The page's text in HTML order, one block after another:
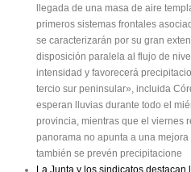
llegada de una masa de aire
primeros sistemas frontales
se caracterizarán por su gran
disposición paralela al flujo de
intensidad y favorecerá
tercio sur peninsular», incluida
esperan lluvias durante todo el
provincia, mientras que el viernes
panorama no apunta a una
también se prevén precipitacione
La Junta y los sindicatos destacan